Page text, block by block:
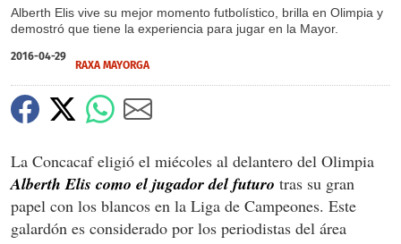
Alberth Elis vive su mejor momento futbolístico, brilla en Olimpia y
demostró que tiene la experiencia para jugar en la Mayor.
2016-04-29
RAXA MAYORGA
La Concacaf eligió el miécoles al delantero del Olimpia
Alberth Elis como el jugador del futuro tras su gran
papel con los blancos en la Liga de Campeones. Este
galardón es considerado por los periodistas del área